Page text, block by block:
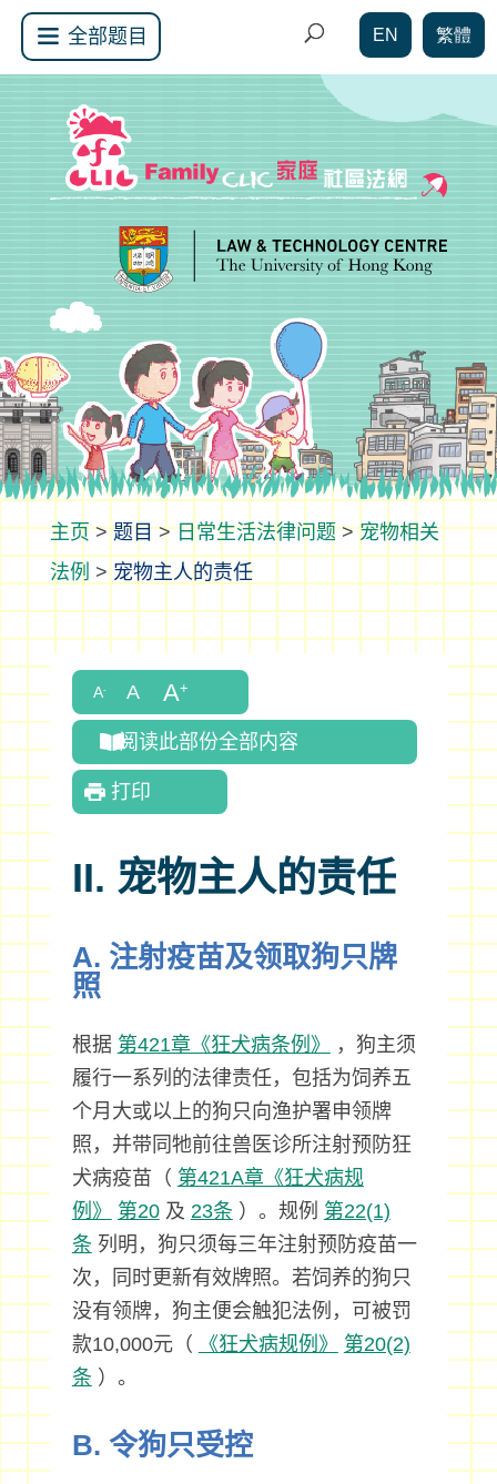
全部题目 EN 繁體
>题目>日常生活法律问题>宠物相关
法例 > 宠物主人的责任
阅读此部份全部内容
打印
II. 宠物主人的责任
A. 注射疫苗及领取狗只牌
照
根据 第421章《狂犬病条例》
，狗主须
履行一系列的法律责任，包括为饲养五
个月大或以上的狗只向渔护署申领牌
照，并带同牠前往兽医诊所注射预防狂
犬病疫苗（ 第421A章《狂犬病规
例》
第20及 23条）。规例 第22(1)
条列明，狗只须每三年注射预防疫苗一
次，同时更新有效牌照。若饲养的狗只
没有领牌，狗主便会触犯法例，可被罚
款10,000元（
《狂犬病规例》
第20(2)
条）。
B. 令狗只受控